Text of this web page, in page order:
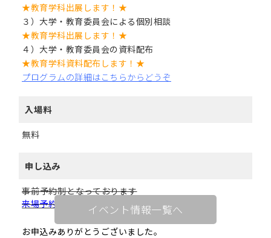
★教育学科出展します！★
３）大学・教育委員会による個別相談
★教育学科出展します！★
４）大学・教育委員会の資料配布
★教育学科資料配布します！★
プログラムの詳細はこちらからどうぞ
入場料
無料
申し込み
事前予約制となっております
来場予約はこちらから
お申込みありがとうございました。
イベント情報一覧へ